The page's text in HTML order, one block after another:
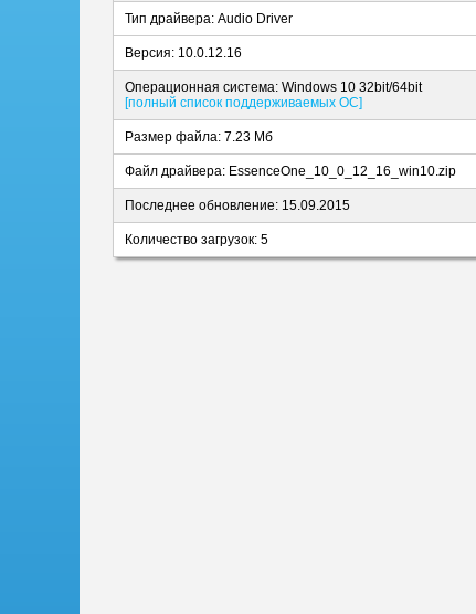
Тип драйвера: Audio Driver
Версия: 10.0.12.16
Операционная система: Windows 10 32bit/64bit
[полный список поддерживаемых ОС]
Размер файла: 7.23 Мб
Файл драйвера: EssenceOne_10_0_12_16_win10.zip
Последнее обновление: 15.09.2015
Количество загрузок: 5